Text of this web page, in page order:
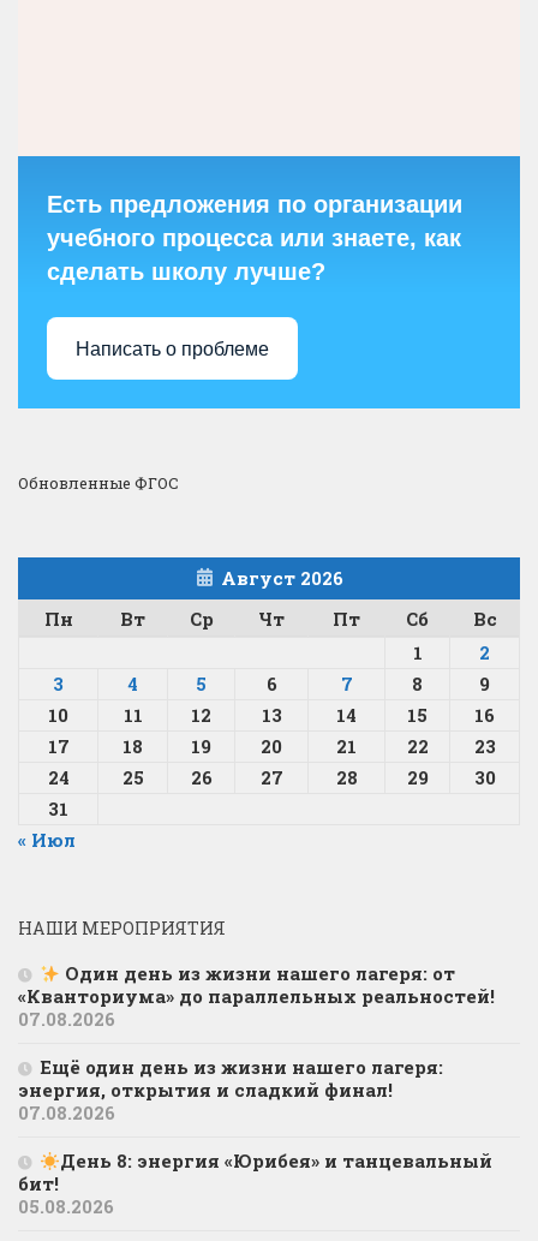
Есть предложения по организации
учебного процесса или знаете, как
сделать школу лучше?
Написать о проблеме
Обновленные ФГОС
Август 2026
Пн
Вт Ср Чт Пт Сб
Вс
1
2
3
4 5 6 7 8
9
10
11 12 13 14 15
16
17
18 19 20 21 22
23
24
25 26 27 28 29
30
31
« Июл
НАШИ МЕРОПРИЯТИЯ
Один день из жизни нашего лагеря: от
«Кванториума» до параллельных реальностей!
07.08.2026
Ещё один день из жизни нашего лагеря:
энергия, открытия и сладкий финал!
07.08.2026
День 8: энергия «Юрибея» и танцевальный
бит!
05.08.2026